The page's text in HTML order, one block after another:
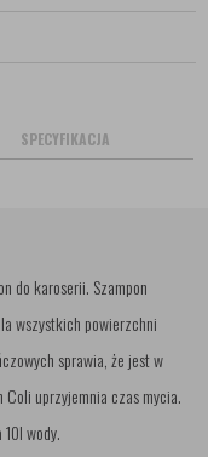
SPECYFIKACJA
do karoserii. Szampon
wszystkich powierzchni
sprawia, że jest w
Coli uprzyjemnia czas mycia.
wody.